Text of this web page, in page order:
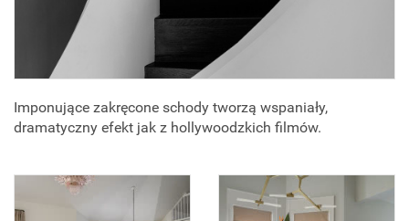
Imponujące zakręcone schody tworzą wspaniały,
dramatyczny efekt jak z hollywoodzkich filmów.